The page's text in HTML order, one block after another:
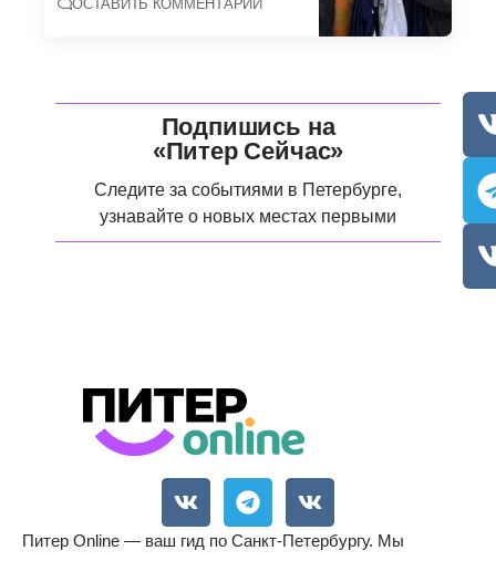
ОСТАВИТЬ КОММЕНТАРИЙ
Подпишись на
«Питер Сейчас»
Следите за событиями в Петербурге,
узнавайте о новых местах первыми
Питер Online — ваш гид по Санкт-Петербургу. Мы